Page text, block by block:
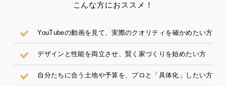
こんな方におススメ！
YouTubeの動画を見て、実際のクオリティを確かめたい方
デザインと性能を両立させ、賢く家づくりを始めたい方
自分たちに合う土地や予算を、プロと「具体化」したい方